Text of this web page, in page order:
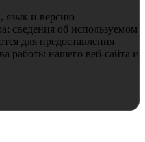
язык и версию
сведения об используемом
для предоставления
работы нашего веб-сайта и